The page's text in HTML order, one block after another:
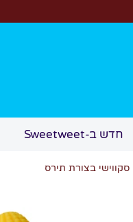
חדש ב-Sweetweet
סקווישי בצורת תירס